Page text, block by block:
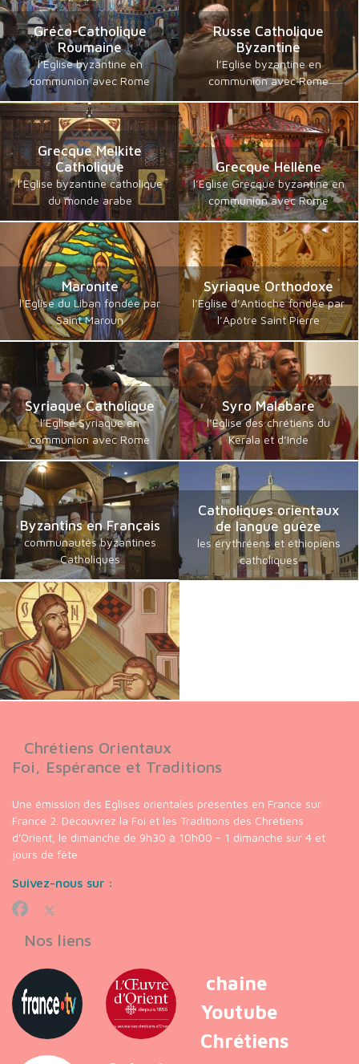
Gréco-Catholique
Roumaine
l’Eglise byzantine en
communion avec Rome
Russe Catholique
Byzantine
l’Eglise byzantine en
communion avec Rome
Grecque Melkite
Catholique
l’Eglise byzantine catholique
du monde arabe
Grecque Hellène
l’Eglise Grecque byzantine en
communion avec Rome
Maronite
l’Eglise du Liban fondée par
Saint Maroun
Syriaque Orthodoxe
l’Eglise d’Antioche fondée par
l’Apôtre Saint Pierre
Syriaque Catholique
l’Eglise Syriaque en
communion avec Rome
Syro Malabare
l’Eglise des chrétiens du
Kerala et d’Inde
Byzantins en Français
communautés byzantines
Catholiques
Catholiques orientaux
de langue guèze
les érythréens et éthiopiens
catholiques
Chrétiens Orientaux
Foi, Espérance et Traditions
Une émission des Eglises orientales présentes en France sur
France 2. Découvrez la Foi et les Traditions des Chrétiens
d'Orient, le dimanche de 9h30 à 10h00 - 1 dimanche sur 4 et
jours de fête
Suivez-nous sur :
Nos liens
chaine
Youtube
Chrétiens